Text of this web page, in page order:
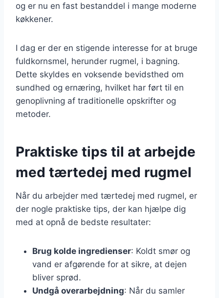
og er nu en fast bestanddel i mange moderne
køkkener.
I dag er der en stigende interesse for at bruge
fuldkornsmel, herunder rugmel, i bagning.
Dette skyldes en voksende bevidsthed om
sundhed og ernæring, hvilket har ført til en
genoplivning af traditionelle opskrifter og
metoder.
Praktiske tips til at arbejde
med tærtedej med rugmel
Når du arbejder med tærtedej med rugmel, er
der nogle praktiske tips, der kan hjælpe dig
med at opnå de bedste resultater:
Brug kolde ingredienser: Koldt smør og
vand er afgørende for at sikre, at dejen
bliver sprød.
Undgå overarbejdning: Når du samler